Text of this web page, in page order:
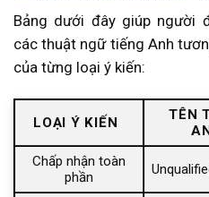
Bảng dưới đây giúp người
các thuật ngữ tiếng Anh
của từng loại ý kiến:
LOẠI Ý KIẾN
TÊN
Chấp nhận toàn
phần